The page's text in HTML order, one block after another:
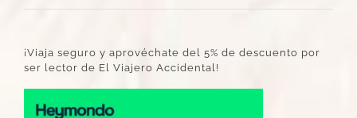
¡Viaja seguro y aprovéchate del 5% de descuento por
ser lector de El Viajero Accidental!